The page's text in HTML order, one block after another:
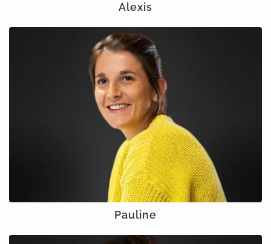
Alexis
Pauline